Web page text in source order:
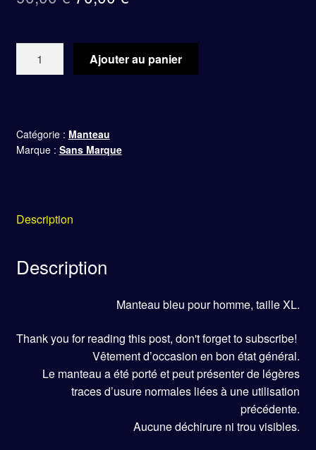
initial
était :
actuel
est :
–
Taille
Ajouter au panier
Catégorie : Manteau
Marque : Sans Marque
Description
Description
Manteau bleu pour homme, taille XL.
Thank you for reading this post, don't forget to subscribe!
Vêtement d’occasion en bon état général.
Le manteau a été porté et peut présenter de légères
traces d’usure normales liées à une utilisation
précédente.
Aucune déchirure ni trou visibles.